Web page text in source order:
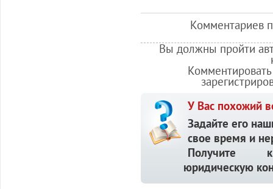
Комментариев
Вы должны пройти
У Вас похожий
Задайте его
свое время и
Получите
юридическую